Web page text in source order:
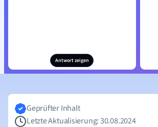
Antwort zeigen
Geprüfter Inhalt
Letzte Aktualisierung: 30.08.2024